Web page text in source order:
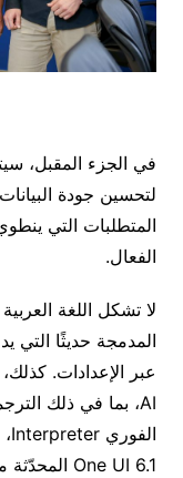
في الجزء المقبل،
لتحسين جودة
المتطلبات التي
الفعال.
لا تشكل اللغة
One UI 6.1 المحدّثة من سامسونج.